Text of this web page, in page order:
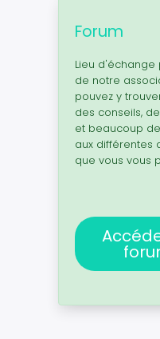
Forum
Lieu d'échange
de notre
pouvez y
des conseils,
et beaucoup
aux différentes
que vous vous